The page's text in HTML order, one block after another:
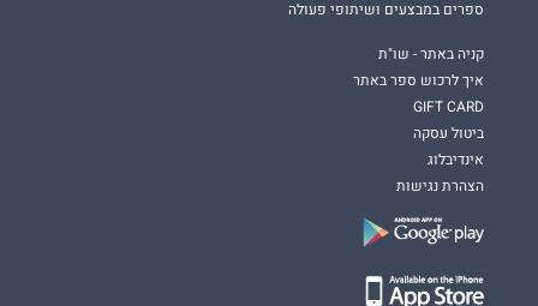
ספרים במבצעים ושיתופי פעולה
קניה באתר - שו"ת
איך לרכוש ספר באתר
GIFT CARD
ביטול עסקה
אינדיבלוג
הצהרת נגישות